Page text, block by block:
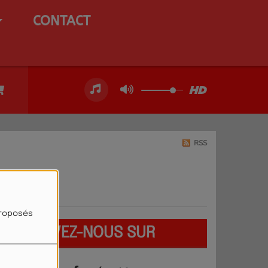
CONTACT
RSS
RETROUVEZ-NOUS SUR